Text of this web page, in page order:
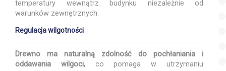
temperatury wewnątrz budynku niezależnie od
warunków zewnętrznych.
Regulacja wilgotności
Drewno ma naturalną zdolność do pochłaniania i
oddawania wilgoci,co pomaga w utrzymaniu